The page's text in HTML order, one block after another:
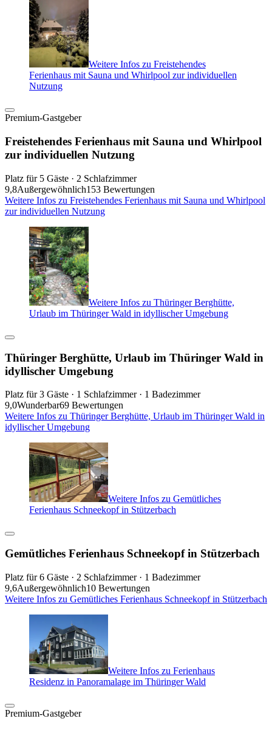
Weitere Infos zu Freistehendes
Ferienhaus mit Sauna und Whirlpool zur individuellen
Nutzung
Premium-Gastgeber
Freistehendes Ferienhaus mit Sauna und Whirlpool
zur individuellen Nutzung
Platz für 5 Gäste · 2 Schlafzimmer
9,8Außergewöhnlich153 Bewertungen
Weitere Infos zu Freistehendes Ferienhaus mit Sauna und Whirlpool
zur individuellen Nutzung
Weitere Infos zu Thüringer Berghütte,
Urlaub im Thüringer Wald in idyllischer Umgebung
Thüringer Berghütte, Urlaub im Thüringer Wald in
idyllischer Umgebung
Platz für 3 Gäste · 1 Schlafzimmer · 1 Badezimmer
9,0Wunderbar69 Bewertungen
Weitere Infos zu Thüringer Berghütte, Urlaub im Thüringer Wald in
idyllischer Umgebung
Weitere Infos zu Gemütliches
Ferienhaus Schneekopf in Stützerbach
Gemütliches Ferienhaus Schneekopf in Stützerbach
Platz für 6 Gäste · 2 Schlafzimmer · 1 Badezimmer
9,6Außergewöhnlich10 Bewertungen
Weitere Infos zu Gemütliches Ferienhaus Schneekopf in Stützerbach
Weitere Infos zu Ferienhaus
Residenz in Panoramalage im Thüringer Wald
Premium-Gastgeber